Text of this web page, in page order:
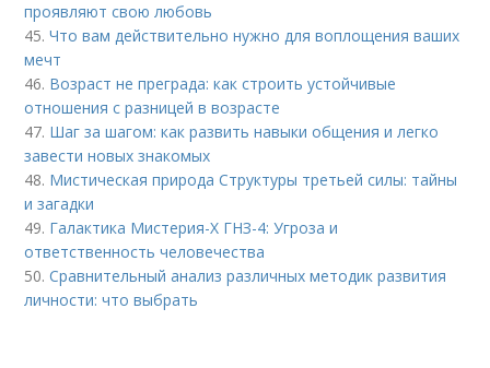
проявляют свою любовь
45.Что вам действительно нужно для воплощения ваших
мечт
46. Возраст не преграда: как строить устойчивые
отношения с разницей в возрасте
47. Шаг за шагом: как развить навыки общения и легко
завести новых знакомых
48. Мистическая природа Структуры третьей силы: тайны
и загадки
49. Галактика Мистерия-Х ГНЗ-4: Угроза и
ответственность человечества
50.Сравнительный анализ различных методик развития
личности: что выбрать